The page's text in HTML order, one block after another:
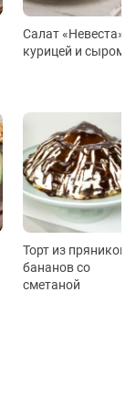
Салат «Невеста» с
курицей и сыром
Торт из пряников и
бананов со
сметаной